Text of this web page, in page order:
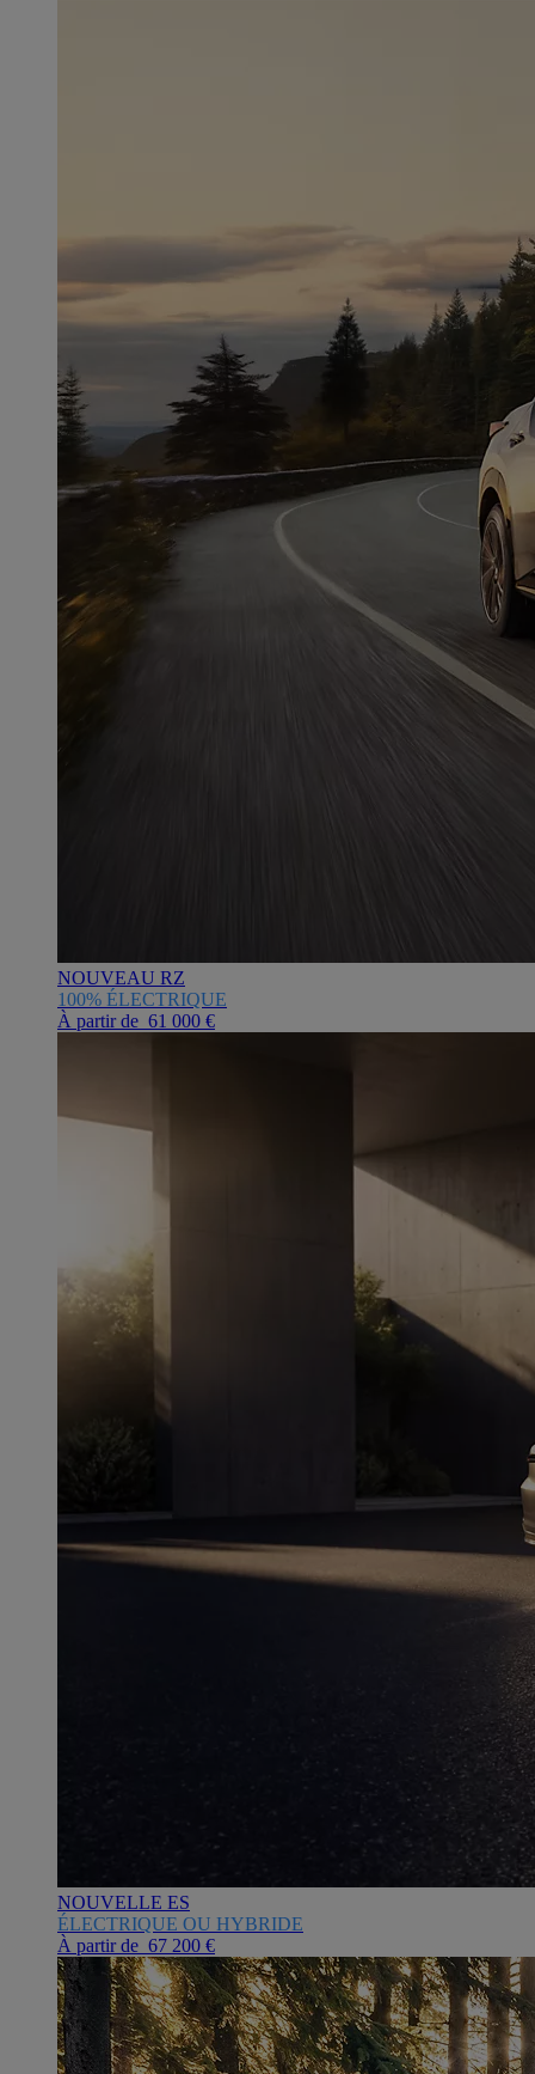
NOUVEAU RZ
100% ÉLECTRIQUE
À partir de 61 000 €
NOUVELLE ES
ÉLECTRIQUE OU HYBRIDE
À partir de 67 200 €